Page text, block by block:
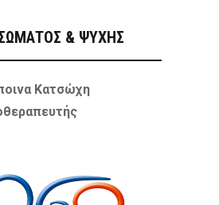
& ΨΥΧΗΣ
Κατσώχη